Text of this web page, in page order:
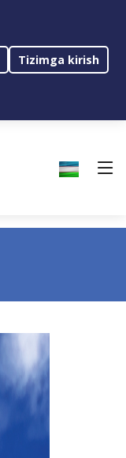
Tizimga kirish